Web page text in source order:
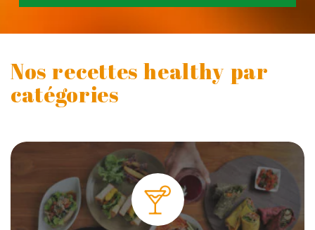
Nos recettes healthy par
catégories